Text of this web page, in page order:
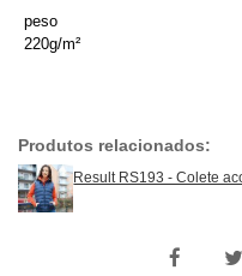
peso
220g/m²
Produtos relacionados:
Result RS193 - Colete